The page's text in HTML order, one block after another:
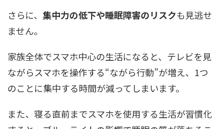
さらに、 集中力の低下や睡眠障害のリスクも見逃せ
ません。
家族全体でスマホ中心の生活になると、テレビを見
ながらスマホを操作する“ながら行動”が増え、1つ
のことに集中する時間が減ってしまいます。
また、寝る直前までスマホを使用する生活が習慣化